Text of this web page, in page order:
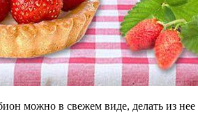
можно в свежем виде, делать из нее